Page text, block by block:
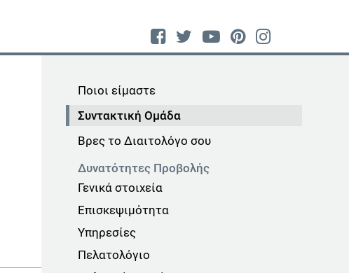
Ποιοι είμαστε
Συντακτική Ομάδα
Βρες το Διαιτολόγο σου
Δυνατότητες Προβολής
Γενικά στοιχεία
Επισκεψιμότητα
Υπηρεσίες
Πελατολόγιο